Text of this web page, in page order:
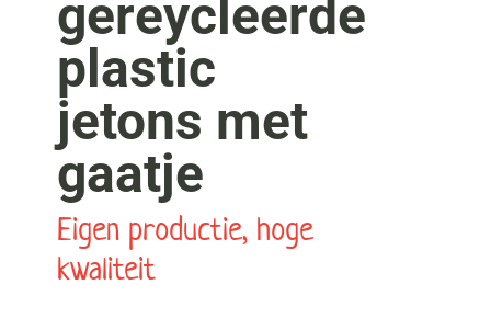
gereycleerde
plastic
jetons met
gaatje
Eigen productie, hoge
kwaliteit